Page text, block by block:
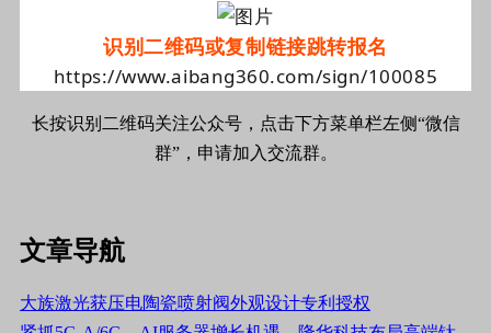
识别二维码或复制链接跳转报名
https://www.aibang360.com/sign/100085
长按识别二维码关注公众号，点击下方菜单栏左侧“微信
群”，申请加入交流群。
文章导航
大族激光获压电陶瓷喷射阀外观设计专利授权